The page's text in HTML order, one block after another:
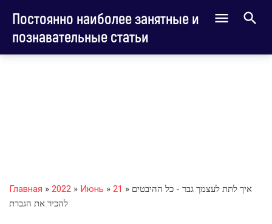
Постоянно наиболее занятные и
познавательные статьи
Главная » 2022 » Июнь » 21 » איך לתת לעצמך גבר - כל ההיבטים
להכיר את הגברת